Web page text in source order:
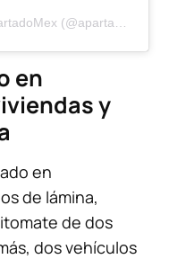
en
y
en
de lámina,
de dos
dos vehículos